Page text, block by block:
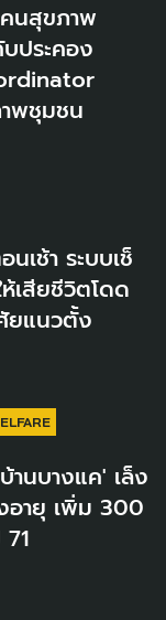
นสุขภาพ
ประคอง
พชุมชน
เช้า ระบบเช็
เสียชีวิตโดด
ยแนวตั้ง
นบางแค' เล็ง
อายุ เพิ่ม 300